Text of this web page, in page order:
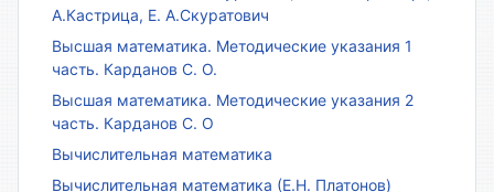
А.Кастрица, Е. А.Скуратович
Высшая математика. Методические указания 1
часть. Карданов С. О.
Высшая математика. Методические указания 2
часть. Карданов С. О
Вычислительная математика
Вычислительная математика (Е.Н. Платонов)